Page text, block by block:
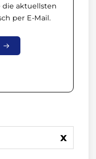
die aktuellsten
per E-Mail.
x